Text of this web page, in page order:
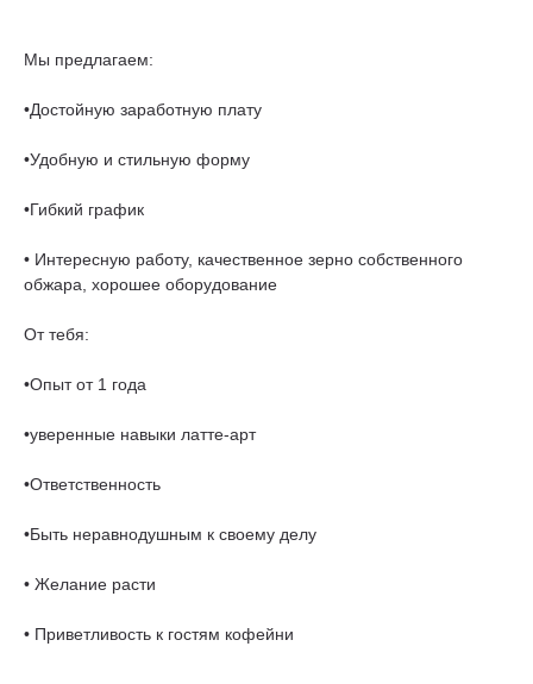
Мы предлагаем:
•Достойную заработную плату
•Удобную и стильную форму
•Гибкий график
• Интересную работу, качественное зерно собственного
обжара, хорошее оборудование
От тебя:
•Опыт от 1 года
•уверенные навыки латте-арт
•Ответственность
•Быть неравнодушным к своему делу
• Желание расти
• Приветливость к гостям кофейни